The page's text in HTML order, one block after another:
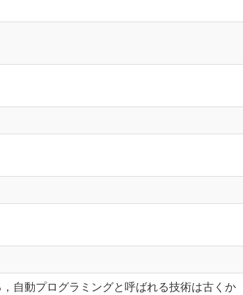
自動プログラミングと呼ばれる技術は古くか